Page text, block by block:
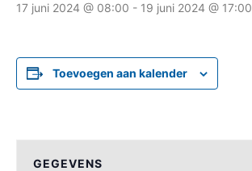
17 juni 2024 @ 08:00 - 19 juni 2024 @ 17:00
Toevoegen aan kalender
GEGEVENS